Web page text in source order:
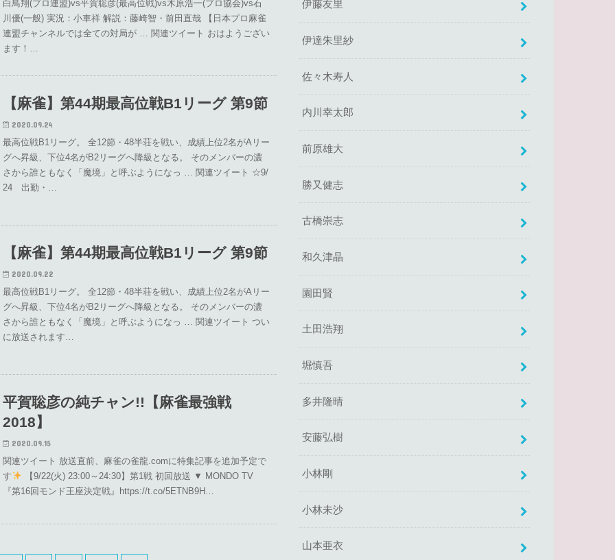
白鳥翔(プロ連盟)vs平賀聡彦(最高位戦)vs木原浩一(プロ協会)vs石
川優(一般) 実況：小車祥 解説：藤崎智・前田直哉 【日本プロ麻雀
連盟チャンネルでは全ての対局が … 関連ツイート おはようござい
ます！…
【麻雀】第44期最高位戦B1リーグ 第9節
2020.09.24
最高位戦B1リーグ。 全12節・48半荘を戦い、成績上位2名がAリー
グへ昇級、下位4名がB2リーグへ降級となる。 そのメンバーの濃
さから誰ともなく「魔境」と呼ぶようになっ … 関連ツイート ☆9/
24 出勤・…
【麻雀】第44期最高位戦B1リーグ 第9節
2020.09.22
最高位戦B1リーグ。 全12節・48半荘を戦い、成績上位2名がAリー
グへ昇級、下位4名がB2リーグへ降級となる。 そのメンバーの濃
さから誰ともなく「魔境」と呼ぶようになっ … 関連ツイート つい
に放送されます…
平賀聡彦の純チャン!!【麻雀最強戦
2018】
2020.09.15
関連ツイート 放送直前、麻雀の雀龍.comに特集記事を追加予定で
す
【9/22(火) 23:00～24:30】第1戦 初回放送 ▼ MONDO TV
『第16回モンド王座決定戦』https://t.co/5ETNB9H…
伊藤友里
伊達朱里紗
佐々木寿人
内川幸太郎
前原雄大
勝又健志
古橋崇志
和久津晶
園田賢
土田浩翔
堀慎吾
多井隆晴
安藤弘樹
小林剛
小林未沙
山本亜衣